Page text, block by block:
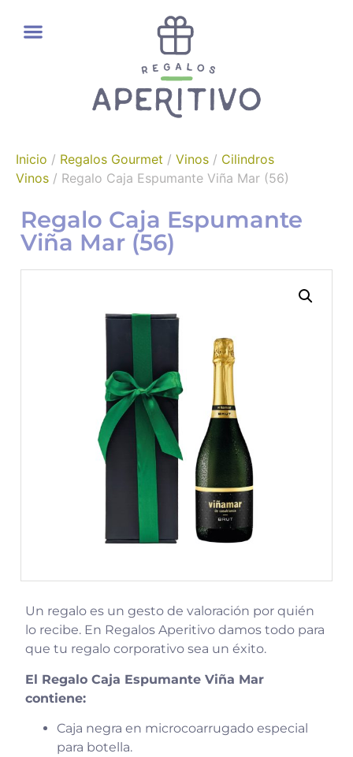
Inicio / Regalos Gourmet / Vinos / Cilindros
Vinos / Regalo Caja Espumante Viña Mar (56)
Regalo Caja Espumante
Viña Mar (56)
Un regalo es un gesto de valoración por quién
lo recibe. En Regalos Aperitivo damos todo para
que tu regalo corporativo sea un éxito.
El Regalo Caja Espumante Viña Mar
contiene:
Caja negra en microcoarrugado especial
para botella.